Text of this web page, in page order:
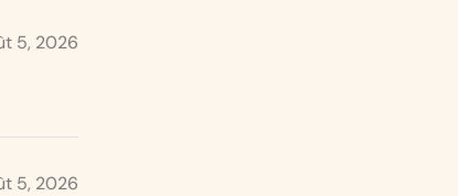
5, 2026
5, 2026